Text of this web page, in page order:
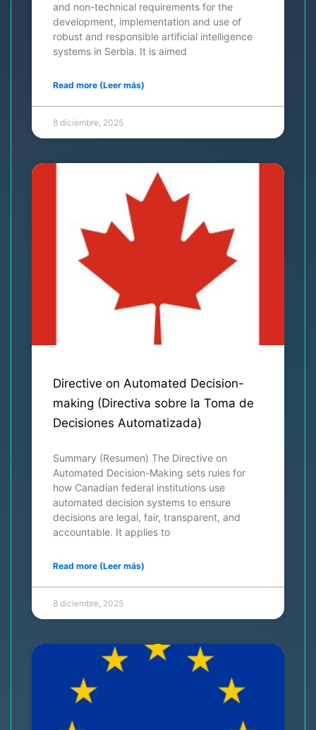
and non-technical requirements for the
development, implementation and use of
robust and responsible artificial intelligence
systems in Serbia. It is aimed
Read more (Leer más)
8 diciembre, 2025
Directive on Automated Decision-
making (Directiva sobre la Toma de
Decisiones Automatizada)
Summary (Resumen) The Directive on
Automated Decision-Making sets rules for
how Canadian federal institutions use
automated decision systems to ensure
decisions are legal, fair, transparent, and
accountable. It applies to
Read more (Leer más)
8 diciembre, 2025